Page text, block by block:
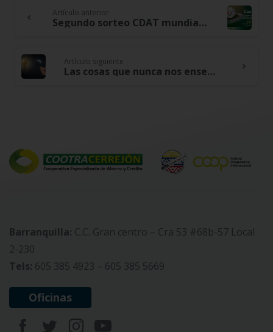
Continue
Reading
Artículo anterior
Segundo sorteo CDAT mundialista
Artículo siguiente
Las cosas que nunca nos enseñaron sobre el dinero
Barranquilla: C.C. Gran centro – Cra 53 #68b-57 Local
2-230
Tels: 605 385 4923 – 605 385 5669
Oficinas